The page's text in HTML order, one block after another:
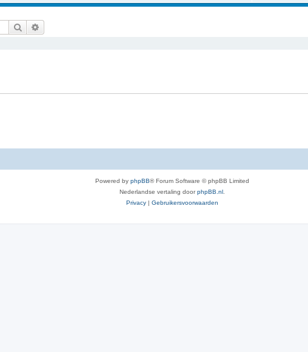
n
n
Zoek
Powered by phpBB® Forum Software © phpBB Limited
Nederlandse vertaling doorphpBB.nl
Privacy | Gebruikersvoorwaarden